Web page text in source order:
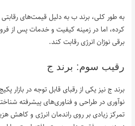
به طور کلی، برند ب به دلیل قیمت‌های
کرده، اما در زمینه کیفیت و خدمات پس از
برقی نوژان انرژی رقابت کند.
رقیب سوم: برند ج
برند ج نیز یکی از رقبای قابل توجه در بازار
نوآوری در طراحی و فناوری‌های پیشرفته
تمرکز زیادی بر روی راندمان انرژی و کاهش